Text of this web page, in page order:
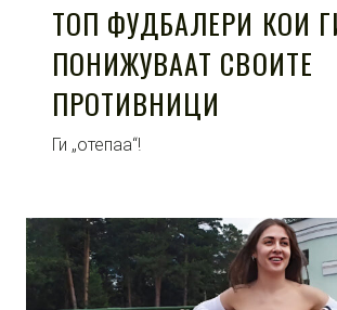
ТОП ФУДБАЛЕРИ КОИ
ПОНИЖУВААТ СВОИТЕ
ПРОТИВНИЦИ
Ги „отепаа“!